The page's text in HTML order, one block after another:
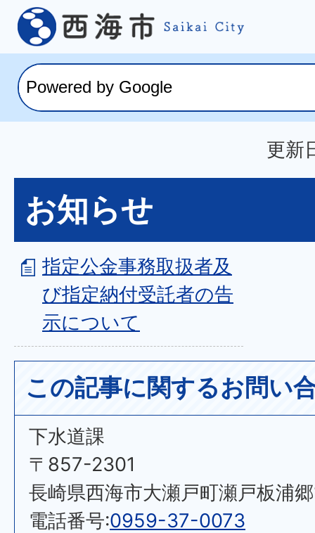
更新
お知らせ
指定公金事務取扱者及
び指定納付受託者の告
示について
この記事に関するお問い
下水道課
〒857-2301
長崎県西海市大瀬戸町瀬戸板浦
電話番号:0959-37-0073